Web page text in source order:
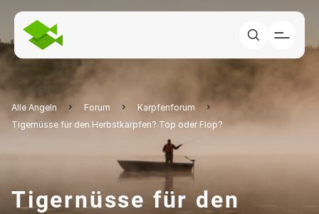
Alle Angeln Forum
Karpfenforum
Tigernüsse für den Herbstkarpfen? Top oder Flop?
Tigernüsse für den